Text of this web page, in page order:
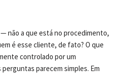
não a que está no procedimento,
é esse cliente, de fato? O que
controlado por um
parecem simples. Em